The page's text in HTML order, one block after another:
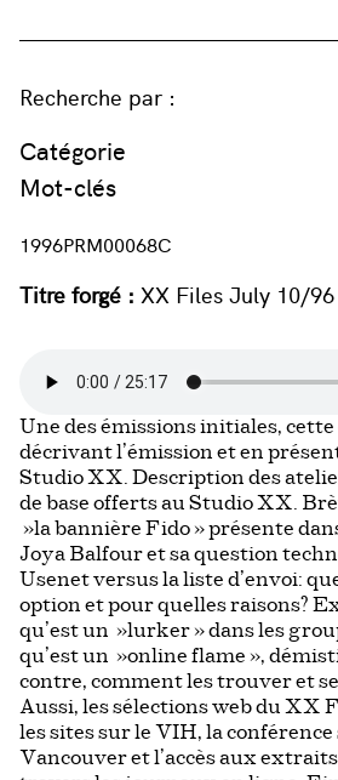
Recherche par :
Catégorie
Mot-clés
1996PRM00068C
Titre forgé : XX Files July 10/96
Une des émissions initiales,
décrivant l’émission et en
Studio XX. Description des
de base offerts au Studio XX.
»la bannière Fido » présente
Joya Balfour et sa question
Usenet versus la liste d’envoi:
option et pour quelles raisons?
qu’est un »lurker » dans les
qu’est un »online flame »,
contre, comment les trouver et
Aussi, les sélections web du XX
les sites sur le VIH, la
Vancouver et l’accès aux